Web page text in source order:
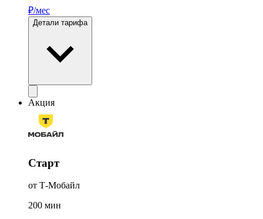
₽/мес
Детали тарифа
Акция
Старт
от Т‑Мобайл
200 мин